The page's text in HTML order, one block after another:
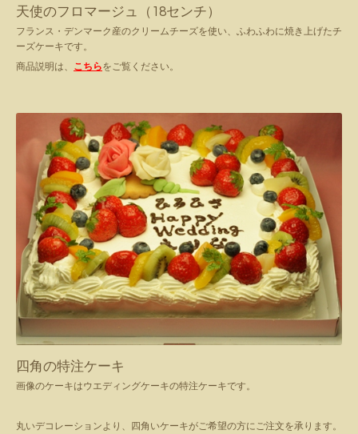
天使のフロマージュ（18センチ）
フランス・デンマーク産のクリームチーズを使い、ふわふわに焼き上げたチ
ーズケーキです。
商品説明は、 こちらをご覧ください。
四角の特注ケーキ
画像のケーキはウエディングケーキの特注ケーキです。
丸いデコレーションより、四角いケーキがご希望の方にご注文を承ります。